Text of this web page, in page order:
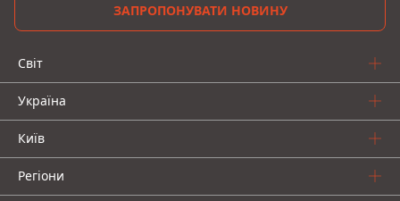
ЗАПРОПОНУВАТИ НОВИНУ
Світ
Україна
Київ
Регіони